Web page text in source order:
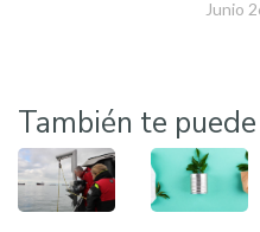
Junio
También te